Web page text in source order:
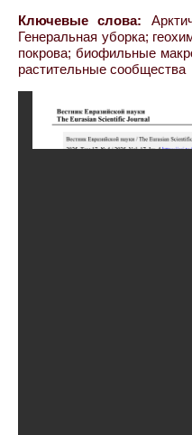
Ключевые слова:
Генеральная уборка;
покрова; биофильные
растительные сообщества